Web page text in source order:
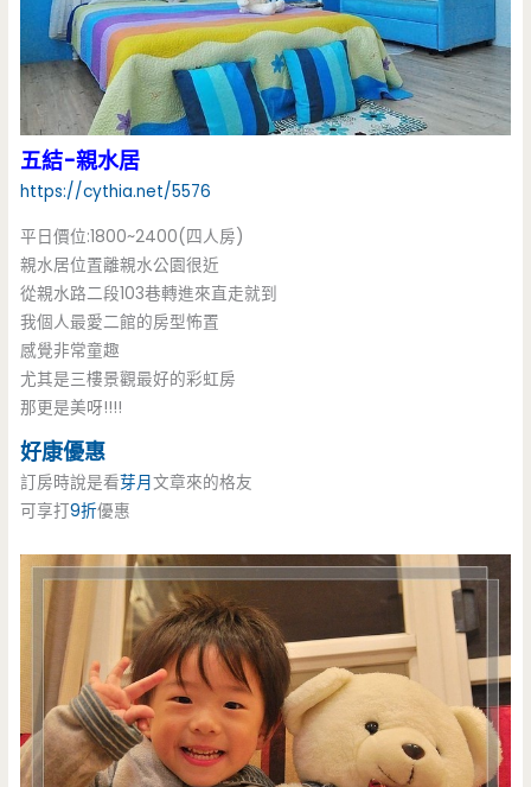
五結-親水居
https://cythia.net/5576
平日價位:1800~2400(四人房)
親水居位置離親水公園很近
從親水路二段103巷轉進來直走就到
我個人最愛二館的房型怖置
感覺非常童趣
尤其是三樓景觀最好的彩虹房
那更是美呀!!!!
好康優惠
訂房時說是看芽月文章來的格友
可享打9折優惠